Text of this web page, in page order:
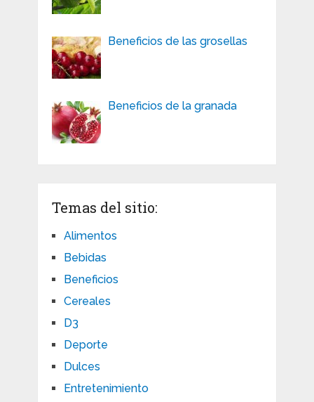
Beneficios de las grosellas
Beneficios de la granada
Temas del sitio:
Alimentos
Bebidas
Beneficios
Cereales
D3
Deporte
Dulces
Entretenimiento